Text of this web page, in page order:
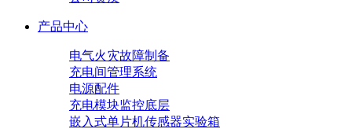
产品中心
电气火灾故障制备
充电间管理系统
电源配件
充电模块监控底层
嵌入式单片机传感器实验箱